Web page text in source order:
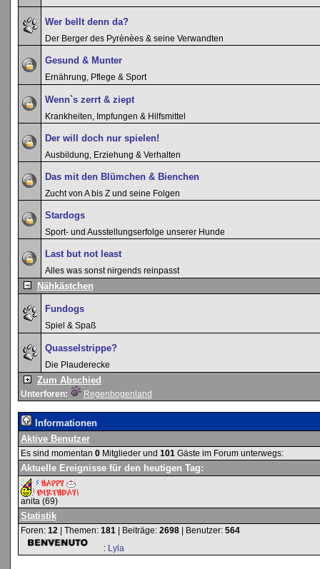
Wer bellt denn da?
Der Berger des Pyrènèes & seine Verwandten
Gesund & Munter
Ernährung, Pflege & Sport
Wenn`s zerrt & ziept
Krankheiten, Impfungen & Hilfsmittel
Der will doch nur spielen!
Ausbildung, Erziehung & Verhalten
Das mit den Blümchen & Bienchen
Zucht von A bis Z und seine Folgen
Stardogs
Sport- und Ausstellungserfolge unserer Hunde
Last but not least
Alles was sonst nirgends reinpasst
Nähkästchen
Fundogs
Spiel & Spaß
Quasselstrippe?
Die Plauderecke
Zum Abschied
Unterforen: Regenbogenland
Informationen
Aktive Benutzer
Es sind momentan 0Mitglieder und 101 Gäste im Forum unterwegs:
Aktuelle Ereignisse für den heutigen Tag:
anita (69)
Statistik
Foren: 12 | Themen: 181 | Beiträge: 2698| Benutzer: 564
: Lyla